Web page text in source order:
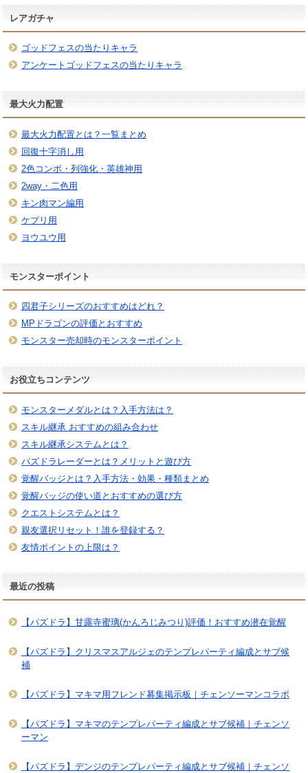
レアガチャ
ゴッドフェスの当たりキャラ
アンケートゴッドフェスの当たりキャラ
最大火力配置
最大火力配置とは？一覧まとめ
回復十字消し用
2色コンボ・列強化・英雄神用
2way・二色用
キン肉マン編用
ケプリ用
ヨウユウ用
モンスターポイント
四君子シリーズのおすすめはどれ？
MPドラゴンの評価とおすすめ
モンスター売却時のモンスターポイント
お役立ちコンテンツ
モンスターメダルとは？入手方法は？
スキル継承 おすすめの組み合わせ
スキル継承システムとは？
パズドラレーダーとは？メリットと遊び方
覚醒バッジとは？入手方法・効果・種類まとめ
覚醒バッジの使い道とおすすめの選び方
クエストシステムとは？
親友選択リセット！誰を登録する？
友情ポイントの上限は？
最近の投稿
【パズドラ】甘露寺蜜璃(かんろじみつり)評価！おすすめ潜在覚醒
【パズドラ】クリスマスアルジェのテンプレパーティ編成とサブ候
補
【パズドラ】マキマ用フレンド募集掲示板｜チェンソーマンコラボ
【パズドラ】マキマのテンプレパーティ編成とサブ候補｜チェンソ
ーマン
【パズドラ】デンジのテンプレパーティ編成とサブ候補｜チェンソ